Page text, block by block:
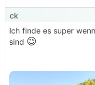
ck
Ich finde es super
sind 😉